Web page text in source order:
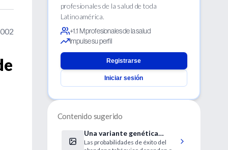
profesionales de la salud de toda
Latinoamérica.
+1.1 M profesionales de la salud
Impulse su perfil
Registrarse
Iniciar sesión
Contenido sugerido
Una variante genética
ayuda al organismo a
Las probabilidades de éxito del